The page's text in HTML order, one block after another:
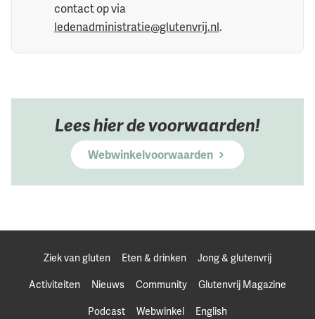
contact op via
ledenadministratie@glutenvrij.nl.
Lees hier de voorwaarden!
Webwinkelvoorwaarden
Ziek van gluten Eten & drinken
Jong & glutenvrij
Activiteiten
Nieuws Community
Glutenvrij Magazine
Podcast
Webwinkel English